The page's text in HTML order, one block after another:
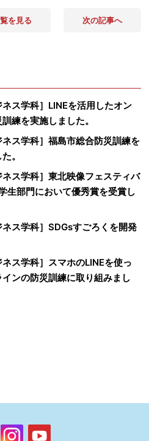
を見る 次の記事へ
ネス学科］LINEを活用したオン
練を実施しました。
ネス学科］福島市総合防災訓練を
。
ネス学科］東北映像フェスティバ
部門において優秀賞を受賞し
ネス学科］SDGsすごろくを開発
ネス学科］スマホのLINEを使っ
ンの防災訓練に取り組みまし